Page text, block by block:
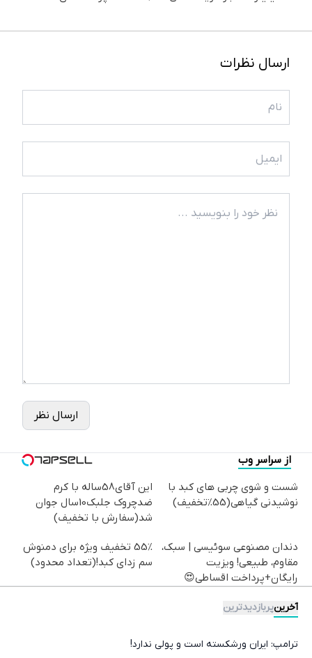
ارسال نظرات
ارسال نظر
از سراسر وب
شست و شوی چربی های کبد با
نوشیدنی گیاهی(55%تخفیف)
این آقای58ساله با کرم
ضدچروک جلبک10سال جوان
شد(سفارش با تخفیف)
دندان مصنوعی سوئیسی | سبک،
مقاوم، طبیعی! ویزیت
رایگان+پرداخت اقساطی😍
55% تخفیف ویژه برای دمنوش
سم زدای کبد!(تعداد محدود)
آخرینپربازدیدترین
ترامپ: ایران ورشکسته است و پولی ندارد!